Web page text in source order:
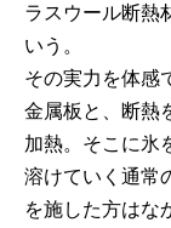
ラスウール断熱
いう。
その実力を体感
金属板と、断熱
加熱。そこに
溶けていく通常
を施した方はな